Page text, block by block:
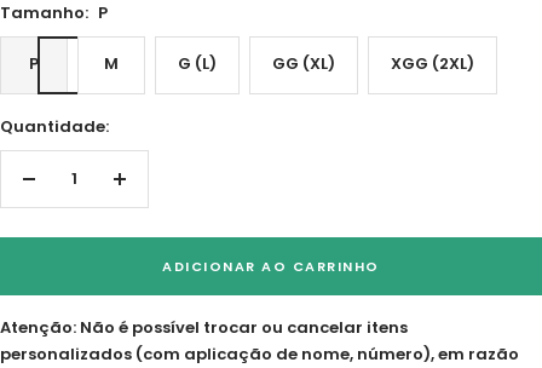
Tamanho: P
P M G (L) GG (XL) XGG (2XL)
Quantidade:
Diminuir
Aumentar
ADICIONAR AO CARRINHO
Atenção: Não é possível trocar ou cancelar itens
personalizados (com aplicação de nome, número), em razão